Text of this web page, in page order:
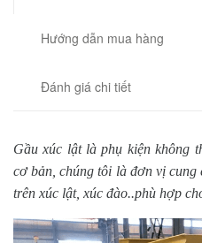
Hướng dẫn mua hàng
Đánh giá chi tiết
Gầu xúc lật là phụ kiện không
cơ bản, chúng tôi là đơn vị
trên xúc lật, xúc đào..phù hợp